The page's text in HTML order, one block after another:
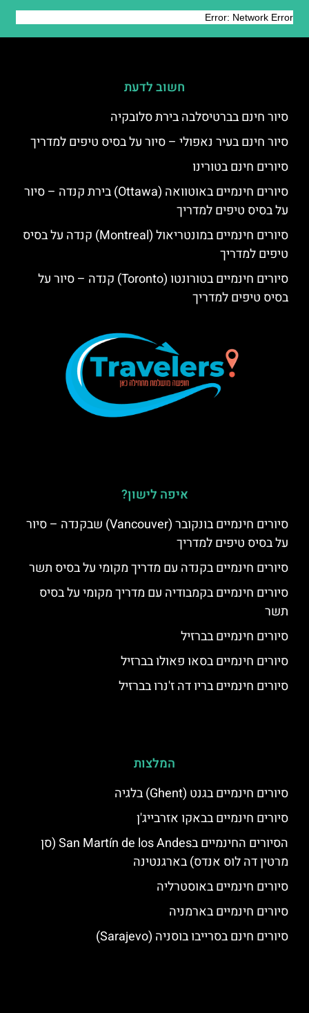
חשוב לדעת
סיור חינם בברטיסלבה בירת סלובקיה
סיור חינם בעיר נאפולי – סיור על בסיס טיפים למדריך
סיורים חינם בטורינו
סיורים חינמיים באוטוואה (Ottawa) בירת קנדה – סיור
על בסיס טיפים למדריך
סיורים חינמיים במונטריאול (Montreal) קנדה על בסיס
טיפים למדריך
סיורים חינמיים בטורונטו (Toronto) קנדה – סיור על
בסיס טיפים למדריך
איפה לישון?
סיורים חינמיים בונקובר (Vancouver) שבקנדה – סיור
על בסיס טיפים למדריך
סיורים חינמיים בקנדה עם מדריך מקומי על בסיס תשר
סיורים חינמיים בקמבודיה עם מדריך מקומי על בסיס
תשר
סיורים חינמיים בברזיל
סיורים חינמיים בסאו פאולו בברזיל
סיורים חינמיים בריו דה ז'נרו בברזיל
המלצות
סיורים חינמיים בגנט (Ghent) בלגיה
סיורים חינמיים בבאקו אזרבייג'ן
הסיורים החינמיים בSan Martín de los Andes (סן
מרטין דה לוס אנדס) בארגנטינה
סיורים חינמיים באוסטרליה
סיורים חינמיים בארמניה
סיורים חינם בסרייבו בוסניה (Sarajevo)